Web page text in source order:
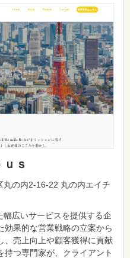
ｓ
の内2-16-22 丸の内エイチ
広いサービスを提供する企
効果的な営業戦略の立案から
、売上向上や顧客獲得に貢献
持つ専門家が、クライアント